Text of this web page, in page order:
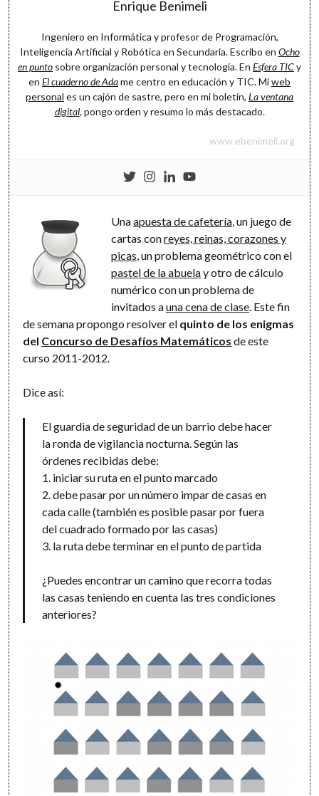
Enrique Benimeli
Ingeniero en Informática y profesor de Programación,
Inteligencia Artificial y Robótica en Secundaria. Escribo en Ocho
en punto sobre organización personal y tecnología. En Esfera TICy
en El cuaderno de Adame centro en educación y TIC. Miweb
personal es un cajón de sastre, pero en mi boletín, La ventana
digital, pongo orden y resumo lo más destacado.
www.ebenimeli.org
Unaapuesta de cafetería , un juego de
cartas conreyes, reinas, corazones y
picas , un problema geométrico con el
pastel de la abuelay otro de cálculo
numérico con un problema de
invitados auna cena de clase . Este fin
de semana propongo resolver el quinto de los enigmas
del Concurso de Desafíos Matemáticos de este
curso 2011-2012.
Dice así:
El guardia de seguridad de un barrio debe hacer
la ronda de vigilancia nocturna. Según las
órdenes recibidas debe:
1. iniciar su ruta en el punto marcado
2. debe pasar por un número impar de casas en
cada calle (también es posible pasar por fuera
del cuadrado formado por las casas)
3. la ruta debe terminar en el punto de partida
¿Puedes encontrar un camino que recorra todas
las casas teniendo en cuenta las tres condiciones
anteriores?